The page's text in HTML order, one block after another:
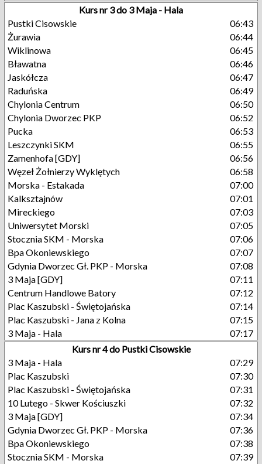
Kurs nr 3 do 3 Maja - Hala
Pustki Cisowskie
06:43
Żurawia
06:44
Wiklinowa
06:45
Bławatna
06:46
Jaskółcza
06:47
Raduńska
06:49
Chylonia Centrum
06:50
Chylonia Dworzec PKP
06:52
Pucka
06:53
Leszczynki SKM
06:55
Zamenhofa [GDY]
06:56
Węzeł Żołnierzy Wyklętych
06:58
Morska - Estakada
07:00
Kalksztajnów
07:01
Mireckiego
07:03
Uniwersytet Morski
07:05
Stocznia SKM - Morska
07:06
Bpa Okoniewskiego
07:07
Gdynia Dworzec Gł. PKP - Morska
07:08
3 Maja [GDY]
07:11
Centrum Handlowe Batory
07:12
Plac Kaszubski - Świętojańska
07:14
Plac Kaszubski - Jana z Kolna
07:15
3 Maja - Hala
07:17
Kurs nr 4 do Pustki Cisowskie
3 Maja - Hala
07:29
Plac Kaszubski
07:30
Plac Kaszubski - Świętojańska
07:31
10 Lutego - Skwer Kościuszki
07:32
3 Maja [GDY]
07:34
Gdynia Dworzec Gł. PKP - Morska
07:36
Bpa Okoniewskiego
07:38
Stocznia SKM - Morska
07:39